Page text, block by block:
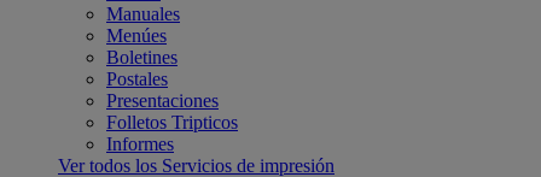
Manuales
Menúes
Boletines
Postales
Presentaciones
Folletos Tripticos
Informes
Ver todos los Servicios de impresión